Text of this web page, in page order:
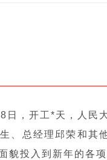
，开工*天，人民
、总经理邱荣和其
貌投入到新年的各项